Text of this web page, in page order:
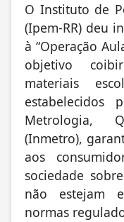
O Instituto de
(Ipem-RR) deu
à “Operação
objetivo
materiais
estabelecidos
Metrologia,
(Inmetro),
aos
sociedade
não estejam
normas